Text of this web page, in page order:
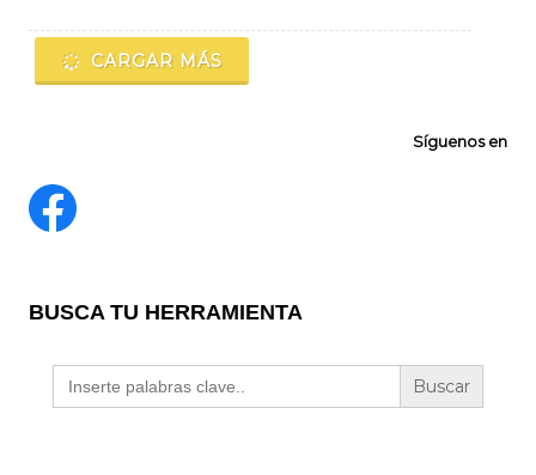
CARGAR MÁS
Síguenos en
BUSCA TU HERRAMIENTA
Buscar: